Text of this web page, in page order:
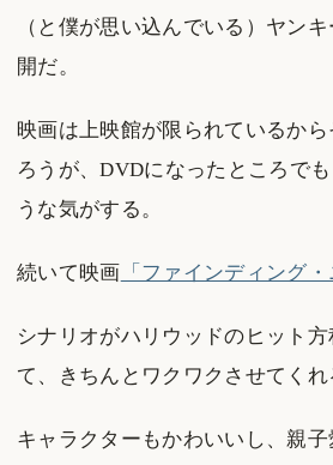
（と僕が思い込んでいる）ヤン
開だ。
映画は上映館が限られているか
ろうが、DVDになったところで
うな気がする。
続いて映画 「ファインディング
シナリオがハリウッドのヒット
て、きちんとワクワクさせてくれ
キャラクターもかわいいし、親